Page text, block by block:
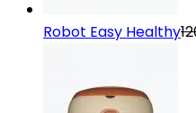
Robot Easy Healthy